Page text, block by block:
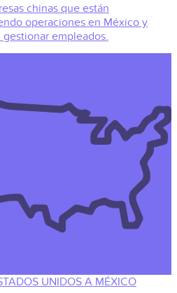
chinas que están
operaciones en México y
gestionar empleados.
UNIDOS A MÉXICO